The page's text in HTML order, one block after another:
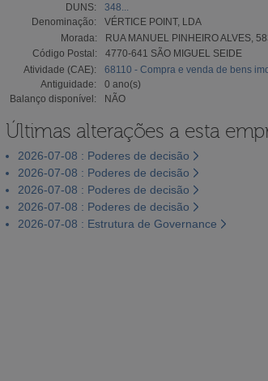
DUNS:
348...
Denominação:
VÉRTICE POINT, LDA
Morada:
RUA MANUEL PINHEIRO ALVES,
Código Postal:
4770-641 SÃO MIGUEL SEIDE
Atividade (CAE):
68110 - Compra e venda de bens
Antiguidade:
0 ano(s)
Balanço disponível:
NÃO
Últimas alterações a esta
2026-07-08 : Poderes de decisão
2026-07-08 : Poderes de decisão
2026-07-08 : Poderes de decisão
2026-07-08 : Poderes de decisão
2026-07-08 : Estrutura de Governance